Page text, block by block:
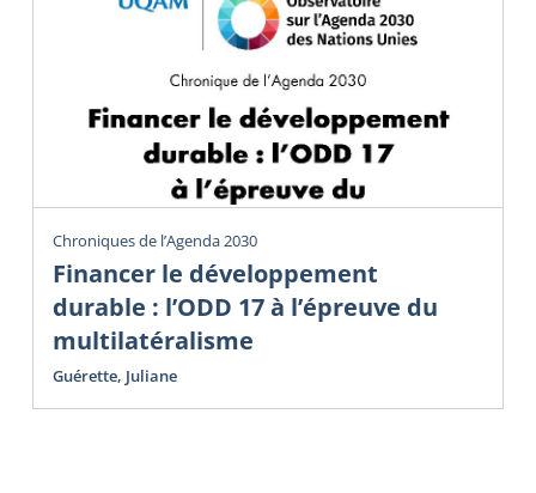
Chroniques de l’Agenda 2030
Financer le développement
durable : l’ODD 17 à l’épreuve du
multilatéralisme
Guérette, Juliane